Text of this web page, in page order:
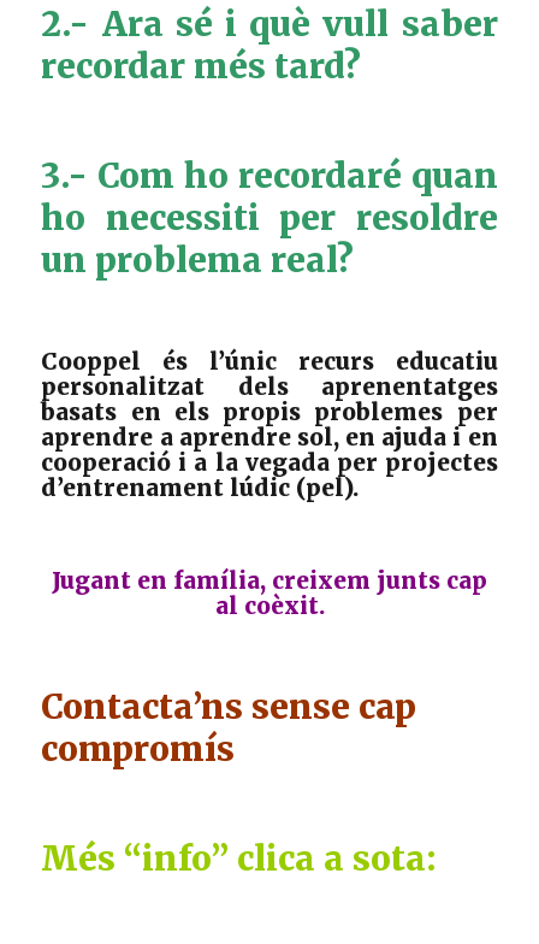
2.- Ara sé i què vull saber
recordar més tard?
3.- Com ho recordaré quan
ho necessiti per resoldre
un problema real?
Cooppel és l’únic recurs educatiu
personalitzat dels aprenentatges
basats en els propis problemes per
aprendre a aprendre sol, en ajuda i en
cooperació i a la vegada per projectes
d’entrenament lúdic (pel).
Jugant en família, creixem junts cap
al coèxit.
Contacta’ns sense cap
compromís
Més “info” clica a sota: